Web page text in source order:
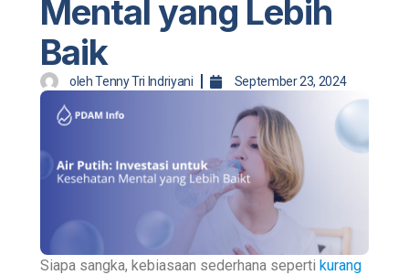
Mental yang Lebih
Baik
olehTenny Tri Indriyani September 23, 2024
Siapa sangka, kebiasaan sederhana seperti kurang